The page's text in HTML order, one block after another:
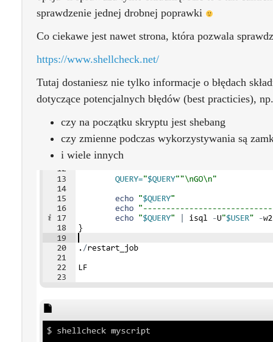
sprawdzenie jednej drobnej poprawki
Co ciekawe jest nawet strona, która pozwala
https://www.shellcheck.net/
Tutaj dostaniesz nie tylko informacje o błędach
dotyczące potencjalnych błędów (best practicies),
czy na początku skryptu jest shebang
czy zmienne podczas wykorzystywania są
i wiele innych